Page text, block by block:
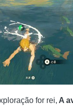
for rei, A